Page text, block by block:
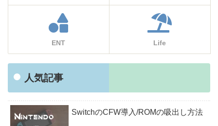
ENT Life
人気記事
SwitchのCFW導入/ROMの吸出し方法